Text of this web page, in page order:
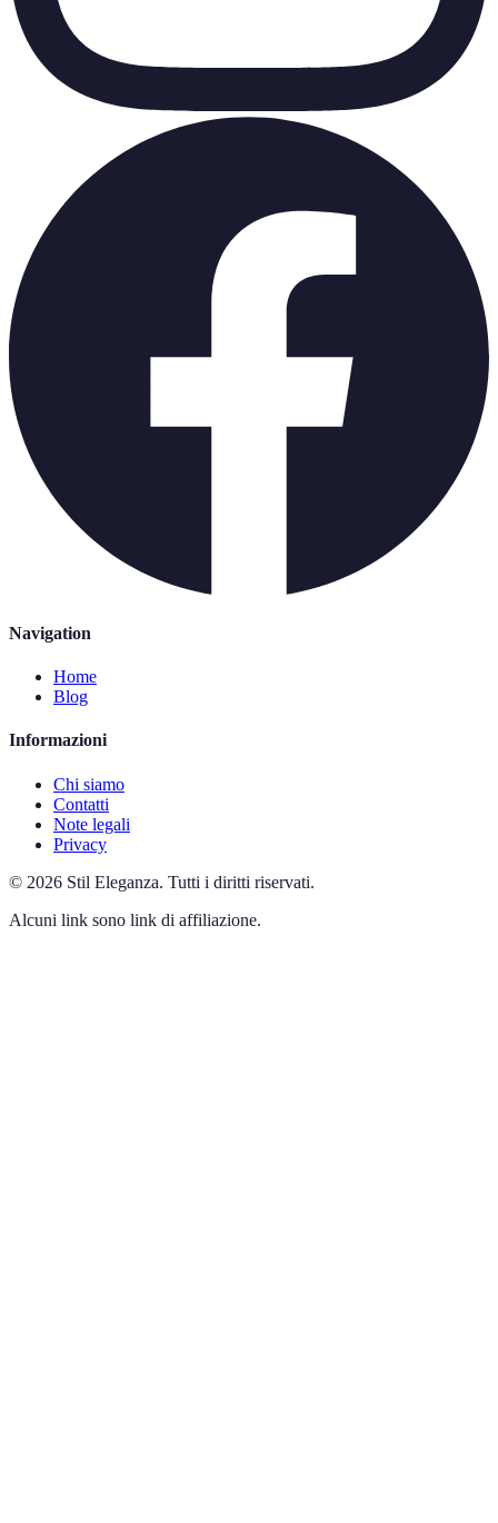
Navigation
Home
Blog
Informazioni
Chi siamo
Contatti
Note legali
Privacy
© 2026 Stil Eleganza. Tutti i diritti riservati.
Alcuni link sono link di affiliazione.